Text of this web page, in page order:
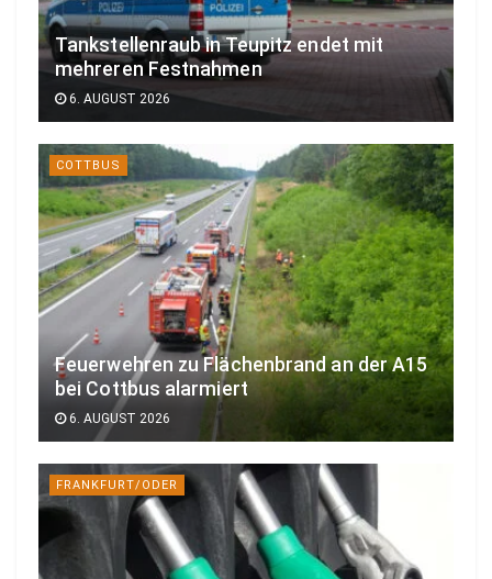
Tankstellenraub in Teupitz endet mit
mehreren Festnahmen
6. AUGUST 2026
COTTBUS
Feuerwehren zu Flächenbrand an der A15
bei Cottbus alarmiert
6. AUGUST 2026
FRANKFURT/ODER